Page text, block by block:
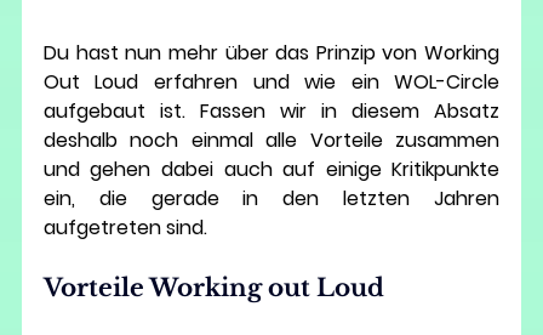
Du hast nun mehr über das Prinzip von Working
Out Loud erfahren und wie ein WOL-Circle
aufgebaut ist. Fassen wir in diesem Absatz
deshalb noch einmal alle Vorteile zusammen
und gehen dabei auch auf einige Kritikpunkte
ein, die gerade in den letzten Jahren
aufgetreten sind.
Vorteile Working out Loud